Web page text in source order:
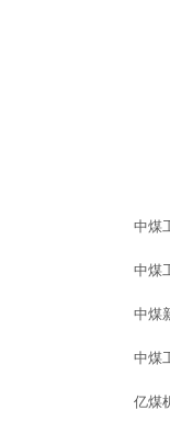
中煤
中煤
中煤
中煤
亿煤